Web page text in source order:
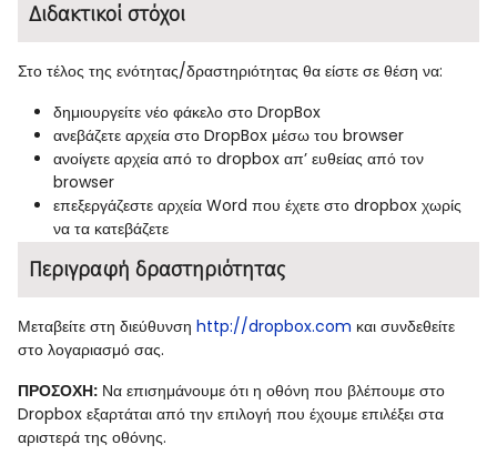
Διδακτικοί στόχοι
Στο τέλος της ενότητας/δραστηριότητας θα είστε σε θέση να:
δημιουργείτε νέο φάκελο στο DropBox
ανεβάζετε αρχεία στο DropBox μέσω του browser
ανοίγετε αρχεία από το dropbox απ’ ευθείας από τον
browser
επεξεργάζεστε αρχεία Word που έχετε στο dropbox χωρίς
να τα κατεβάζετε
Περιγραφή δραστηριότητας
Μεταβείτε στη διεύθυνση http://dropbox.com και συνδεθείτε
στο λογαριασμό σας.
ΠΡΟΣΟΧΗ: Να επισημάνουμε ότι η οθόνη που βλέπουμε στο
Dropbox εξαρτάται από την επιλογή που έχουμε επιλέξει στα
αριστερά της οθόνης.